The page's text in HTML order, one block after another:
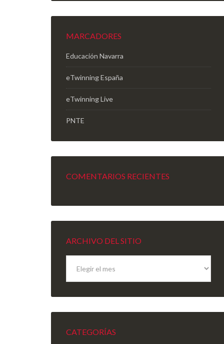
MARCADORES
Educación Navarra
eTwinning España
eTwinning Live
PNTE
COMENTARIOS RECIENTES
ARCHIVO DEL SITIO
sitio
CATEGORÍAS